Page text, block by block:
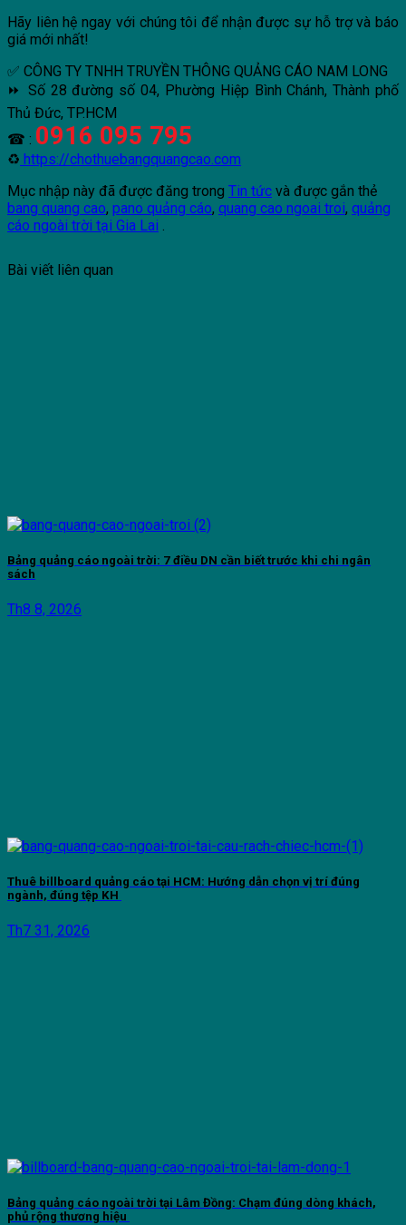
Hãy liên hệ ngay với chúng tôi để nhận được sự hỗ trợ và báo
giá mới nhất!
✅ CÔNG TY TNHH TRUYỀN THÔNG QUẢNG CÁO NAM LONG
⏩ Số 28 đường số 04, Phường Hiệp Bình Chánh, Thành phố
Thủ Đức, TP.HCM
☎ : 0916 095 795
♻ https://chothuebangquangcao.com
Mục nhập này đã được đăng trong Tin tức và được gắn thẻ
bang quang cao, pano quảng cáo, quang cao ngoai troi, quảng
cáo ngoài trời tại Gia Lai .
Bài viết liên quan
Bảng quảng cáo ngoài trời: 7 điều DN cần biết trước khi chi ngân
sách
Th8 8, 2026
Thuê billboard quảng cáo tại HCM: Hướng dẫn chọn vị trí đúng
ngành, đúng tệp KH
Th7 31, 2026
Bảng quảng cáo ngoài trời tại Lâm Đồng: Chạm đúng dòng khách,
phủ rộng thương hiệu